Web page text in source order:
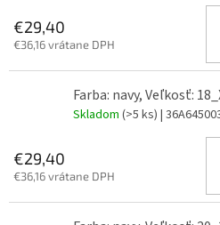
€29,40
€36,16 vrátane DPH
Farba: navy, Veľkosť:
Skladom (>5 ks) |
€29,40
€36,16 vrátane DPH